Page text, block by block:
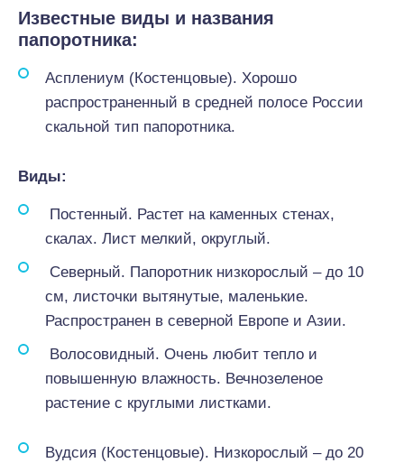
Известные виды и названия
папоротника:
Асплениум (Костенцовые). Хорошо
распространенный в средней полосе России
скальной тип папоротника.
Виды:
Постенный. Растет на каменных стенах,
скалах. Лист мелкий, округлый.
Северный. Папоротник низкорослый – до 10
см, листочки вытянутые, маленькие.
Распространен в северной Европе и Азии.
Волосовидный. Очень любит тепло и
повышенную влажность. Вечнозеленое
растение с круглыми листками.
Вудсия (Костенцовые). Низкорослый – до 20